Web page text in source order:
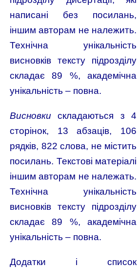
написані без посилань,
іншим авторам не належить.
Технічна унікальність
висновків тексту підрозділу
складає 89 %, академічна
унікальність – повна.
Висновки складаються з 4
сторінок, 13 абзаців, 106
рядків, 822 слова, не містить
посилань. Текстові матеріалі
іншим авторам не належать.
Технічна унікальність
висновків тексту підрозділу
складає 89 %, академічна
унікальність – повна.
Додатки і список